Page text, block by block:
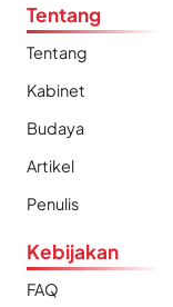
Tentang
Tentang
Kabinet
Budaya
Artikel
Penulis
Kebijakan
FAQ